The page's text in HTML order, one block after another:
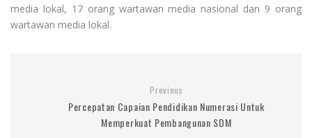
media lokal, 17 orang wartawan media nasional dan 9 orang
wartawan media lokal.
Previous
Percepatan Capaian Pendidikan Numerasi Untuk
Memperkuat Pembangunan SDM